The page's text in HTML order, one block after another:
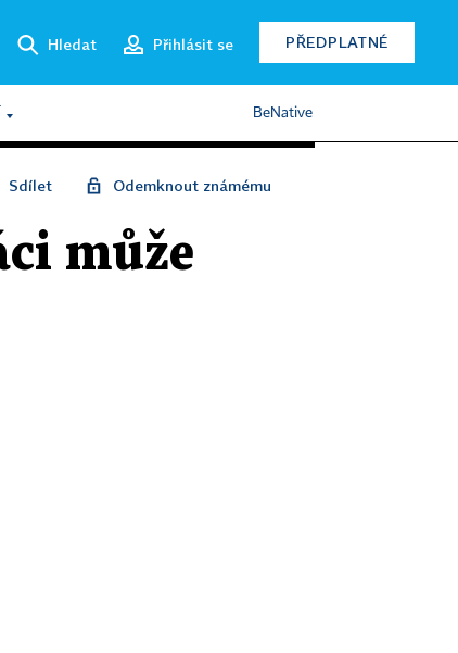
Hledat Přihlásit se PŘEDPLATNÉ
BeNative
Sdílet Odemknout známému
může